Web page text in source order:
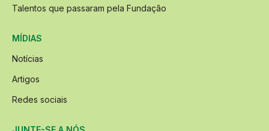
Talentos que passaram pela Fundação
MÍDIAS
Notícias
Artigos
Redes sociais